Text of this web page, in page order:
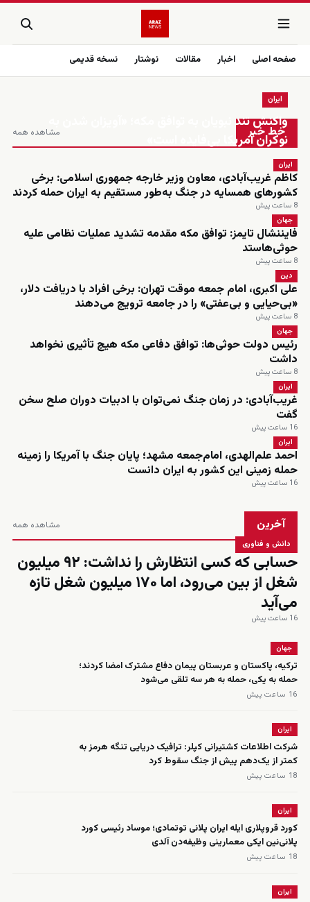
صفحه اصلی اخبار مقالات نوشتار نسخه قدیمی
زنده
خط خبر مشاهده همه
ایران
واکنش تند نبویان به توافق مکه؛ «آویزان شدن به
نوکران آمریکا بی‌فایده است»
ایران
کاظم غریب‌آبادی، معاون وزیر خارجه جمهوری اسلامی: برخی
کشورهای همسایه در جنگ به‌طور مستقیم به ایران حمله کردند
8 ساعت پیش
جهان
فایننشال تایمز: توافق مکه مقدمه تشدید عملیات نظامی علیه
حوثی‌هاستد
8 ساعت پیش
دین
علی اکبری، امام جمعه موقت تهران: برخی افراد با دریافت دلار،
«بی‌حیایی و بی‌عفتی» را در جامعه ترویج می‌دهند
8 ساعت پیش
جهان
رئیس دولت حوثی‌ها: توافق دفاعی مکه هیچ تأثیری نخواهد
داشت
8 ساعت پیش
ایران
غریب‌آبادی: در زمان جنگ نمی‌توان با ادبیات دوران صلح سخن
گفت
16 ساعت پیش
ایران
احمد علم‌الهدی، امام‌جمعه مشهد؛ پایان جنگ با آمریکا را زمینه
حمله زمینی این کشور به ایران دانست
16 ساعت پیش
آخرین مشاهده همه
دانش و فناوری
حسابی که کسی انتظارش را نداشت: ۹۲ میلیون
شغل از بین می‌رود، اما ۱۷۰ میلیون شغل تازه
می‌آید
16 ساعت پیش
جهان
ترکیه، پاکستان و عربستان پیمان دفاع مشترک امضا کردند؛
حمله به یکی، حمله به هر سه تلقی می‌شود
16 ساعت پیش
ایران
شرکت اطلاعات کشتیرانی کپلر: ترافیک دریایی تنگه هرمز به
کمتر از یک‌دهم پیش از جنگ سقوط کرد
18 ساعت پیش
ایران
کورد قروپلاری ایله ایران پلانی توتمادی؛ موساد رئیسی کورد
پلانی‌نین ایکی معمارینی وظیفه‌دن آلدی
18 ساعت پیش
ایران